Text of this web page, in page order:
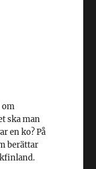
om
ska man
en ko? På
berättar